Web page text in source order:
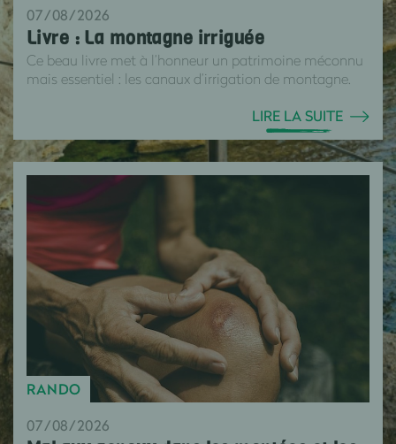
07/08/2026
Livre : La montagne irriguée
Ce beau livre met à l’honneur un patrimoine méconnu
mais essentiel : les canaux d’irrigation de montagne.
LIRE LA SUITE
RANDO
07/08/2026